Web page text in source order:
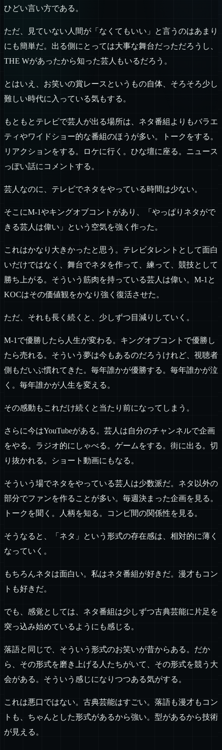
ひどい言い方である。
ただ、見ていない人間が「なくてもいい」と言うのはあまり
にも簡単だ。出る側にとっては大事な舞台だっただろうし、
THE Wがあったから知った芸人もいるだろう。
とはいえ、お笑いの賞レースというもの自体、そろそろ少し
難しい時代に入っている気もする。
もともとテレビで芸人が出る場所は、ネタ番組よりもバラエ
ティやワイドショー的な番組のほうが多い。トークをする。
リアクションをする。ロケに行く。ひな壇に座る。ニュース
っぽい話にコメントする。
芸人なのに、テレビでネタをやっている時間は少ない。
そこにM-1やキングオブコントがあり、「やっぱりネタがで
きる芸人は偉い」という空気を強く作った。
これはかなり大きかったと思う。テレビタレントとして面白
いだけではなく、舞台でネタを作って、練って、競技として
勝ち上がる。そういう筋肉を持っている芸人は偉い。M-1と
KOCはその価値観をかなり強く復活させた。
ただ、それも長く続くと、少しずつ目減りしていく。
M-1で優勝したら人生が変わる。キングオブコントで優勝し
たら売れる。そういう夢は今もあるのだろうけれど、視聴者
側もだいぶ慣れてきた。毎年誰かが優勝する。毎年誰かが泣
く。毎年誰かが人生を変える。
その感動もこれだけ続くと当たり前になってしまう。
さらに今はYouTubeがある。芸人は自分のチャンネルで企画
をやる。ラジオ的にしゃべる。ゲームをする。街に出る。切
り抜かれる。ショート動画にもなる。
そういう場でネタをやっている芸人は少数派だ。ネタ以外の
部分でファンを作ることが多い。毎週決まった企画を見る。
トークを聞く。人柄を知る。コンビ間の関係性を見る。
そうなると、「ネタ」という形式の存在感は、相対的に薄く
なっていく。
もちろんネタは面白い。私はネタ番組が好きだ。漫才もコン
トも好きだ。
でも、感覚としては、ネタ番組は少しずつ古典芸能に片足を
突っ込み始めているようにも感じる。
落語と同じで、そういう形式のお笑いが昔からある。だか
ら、その形式を磨き上げる人たちがいて、その形式を競う大
会がある。そういう感じになりつつある気がする。
これは悪口ではない。古典芸能はすごい。落語も漫才もコン
トも、ちゃんとした形式があるから強い。型があるから技術
が見える。